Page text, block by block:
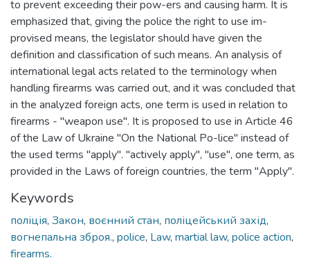
to prevent exceeding their pow-ers and causing harm. It is
emphasized that, giving the police the right to use im-
provised means, the legislator should have given the
definition and classification of such means. An analysis of
international legal acts related to the terminology when
handling firearms was carried out, and it was concluded that
in the analyzed foreign acts, one term is used in relation to
firearms - "weapon use". It is proposed to use in Article 46
of the Law of Ukraine "On the National Po-lice" instead of
the used terms "apply". "actively apply", "use", one term, as
provided in the Laws of foreign countries, the term "Apply".
Keywords
поліція, Закон, воєнний стан, поліцейський захід,
вогнепальна зброя., police, Law, martial law, police action,
firearms.